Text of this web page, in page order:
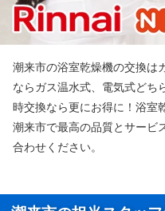
潮来市の浴室乾燥機の交換は
ならガス温水式、電気式どち
時交換なら更にお得に！浴室
潮来市で最高の品質とサービ
合わせください。